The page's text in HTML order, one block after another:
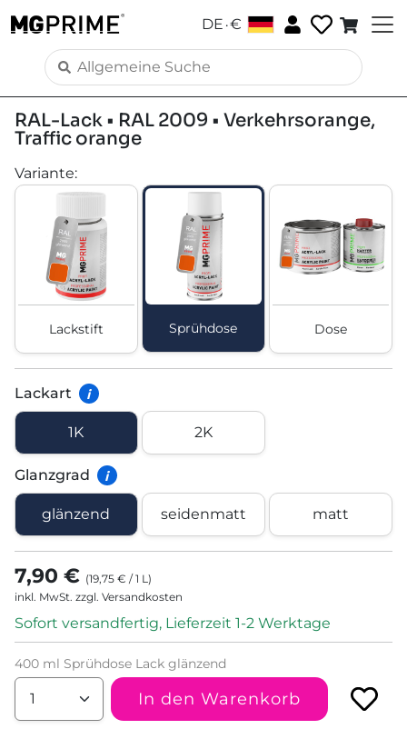
DE .€
RAL-Lack • RAL 2009 • Verkehrsorange,
Traffic orange
Variante:
Lackstift Sprühdose Dose
Lackart i
1K 2K
Glanzgrad i
glänzend seidenmatt matt
7,90 € (19,75 € /1 L )
inkl. MwSt. zzgl. Versandkosten
Sofort versandfertig, Lieferzeit 1-2 Werktage
400 ml Sprühdose Lack glänzend
In den Warenkorb